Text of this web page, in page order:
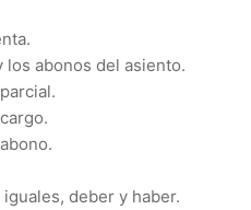
los abonos del asiento.
deber y haber.